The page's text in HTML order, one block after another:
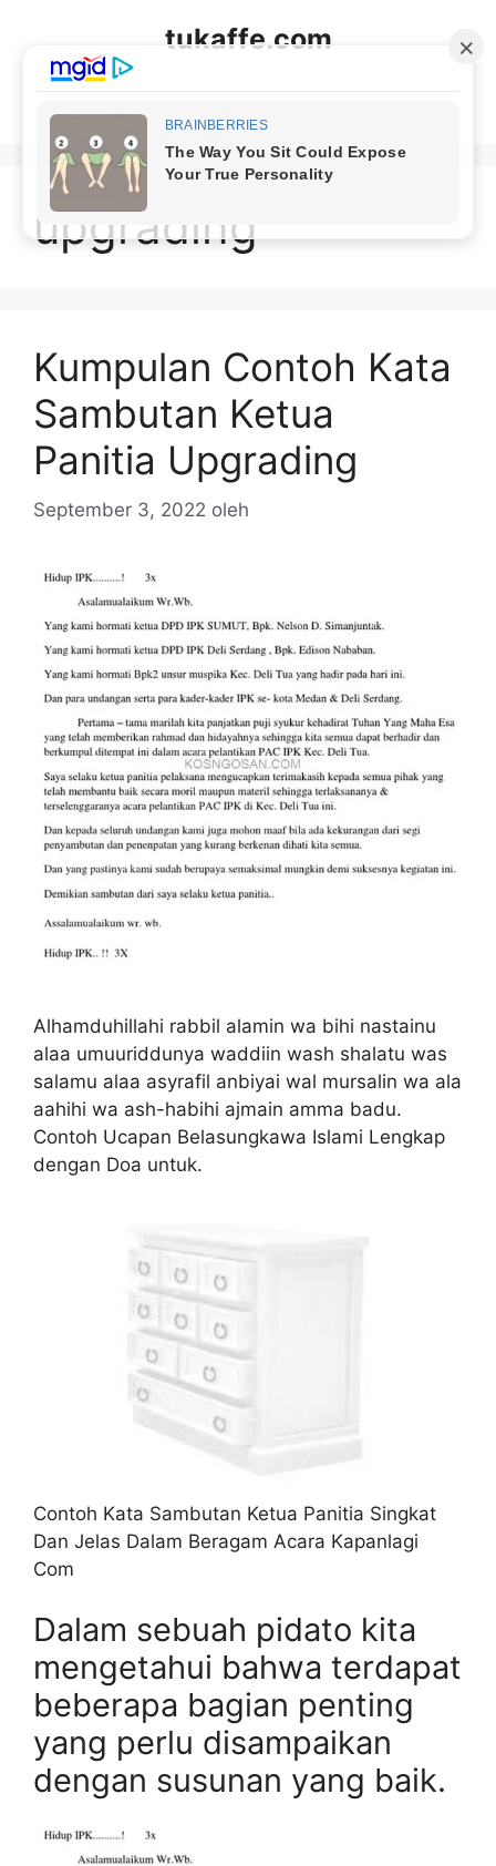
tukaffe.com
upgrading
Kumpulan Contoh Kata
Sambutan Ketua
Panitia Upgrading
September 3, 2022 oleh
Alhamduhillahi rabbil alamin wa bihi nastainu
alaa umuuriddunya waddiin wash shalatu was
salamu alaa asyrafil anbiyai wal mursalin wa ala
aahihi wa ash-habihi ajmain amma badu.
Contoh Ucapan Belasungkawa Islami Lengkap
dengan Doa untuk.
Contoh Kata Sambutan Ketua Panitia Singkat
Dan Jelas Dalam Beragam Acara Kapanlagi
Com
Dalam sebuah pidato kita
mengetahui bahwa terdapat
beberapa bagian penting
yang perlu disampaikan
dengan susunan yang baik.